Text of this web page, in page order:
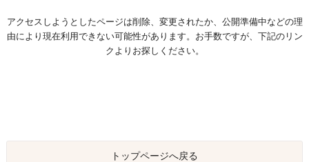
アクセスしようとしたページは削除、変更されたか、公開準備中などの理
由により現在利用できない可能性があります。お手数ですが、下記のリン
クよりお探しください。
トップページへ戻る